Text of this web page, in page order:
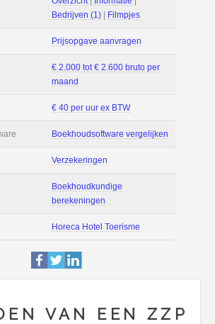
BARISTA
Prijsopgave
€ 2.000 tot € 2.600
maand
€ 40 per uur ex
VAN EEN ZZP